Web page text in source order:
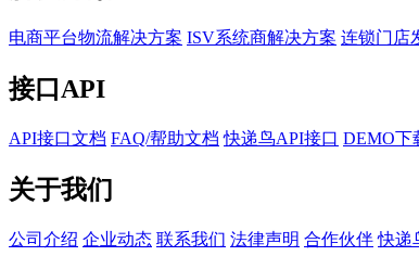
电商平台物流解决方案 ISV系统商解决方案 连锁门店
接口API
API接口文档 FAQ/帮助文档 快递鸟API接口 DEMO下
关于我们
公司介绍 企业动态 联系我们 法律声明 合作伙伴 快递